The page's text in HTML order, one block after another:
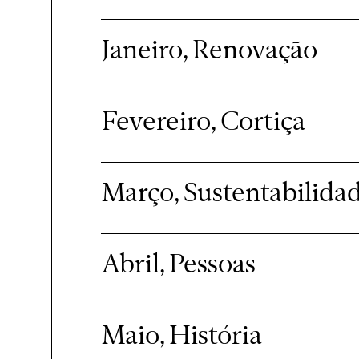
Janeiro, Renovação
Fevereiro, Cortiça
Março,
Abril, Pessoas
Maio, História